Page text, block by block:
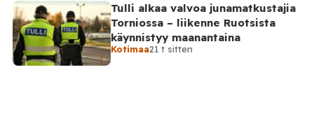
Tulli alkaa valvoa junamatkustajia
Torniossa – liikenne Ruotsista
käynnistyy maanantaina
Kotimaa21 t sitten